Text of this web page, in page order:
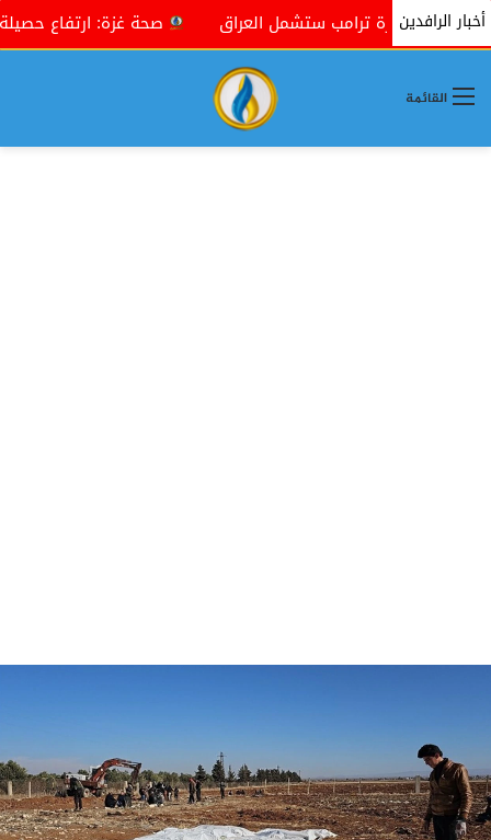
أخبار الرافدين
إدارة ترامب ستشمل العراق صحة غزة: ارتفاع حصيلة ضحايا حرب
القائمة